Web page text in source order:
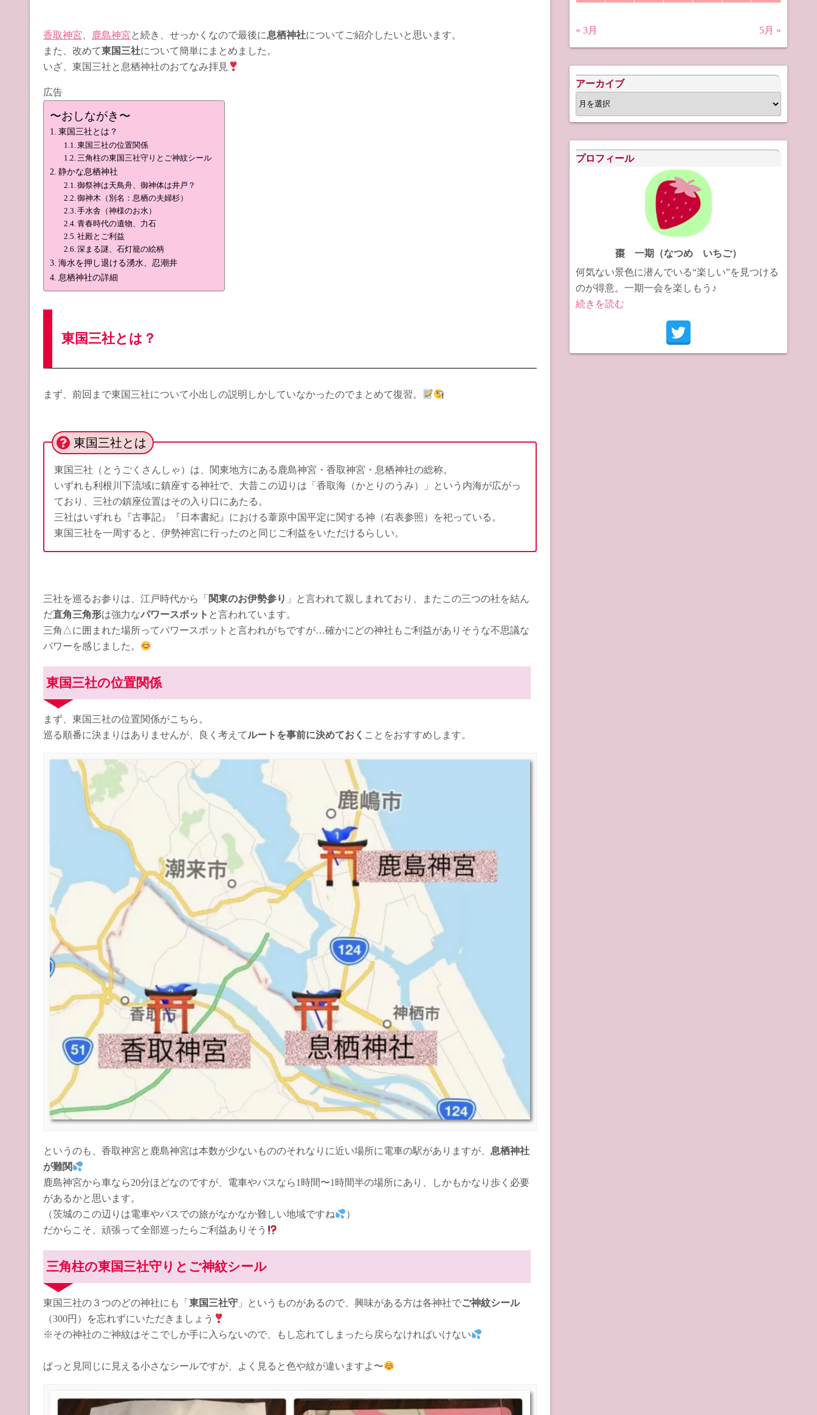
香取神宮 鹿島神宮と続き、せっかくなので最後に息栖神社についてご紹介したいと思います。
また、改めて東国三社について簡単にまとめました。
いざ、東国三社と息栖神社のおてなみ拝見
広告
〜おしながき〜
東国三社とは？
東国三社の位置関係
三角柱の東国三社守りとご神紋シール
静かな息栖神社
御祭神は天鳥舟、御神体は井戸？
御神木（別名：息栖の夫婦杉）
手水舎（神様のお水）
青春時代の遺物、力石
社殿とご利益
深まる謎、石灯籠の絵柄
海水を押し退ける湧水、忍潮井
息栖神社の詳細
東国三社とは？
まず、前回まで東国三社について小出しの説明しかしていなかったのでまとめて復習。
東国三社とは
東国三社（とうごくさんしゃ）は、関東地方にある鹿島神宮・香取神宮・息栖神社の総称。
いずれも利根川下流域に鎮座する神社で、大昔この辺りは「香取海（かとりのうみ）」という内海が広がっ
ており、三社の鎮座位置はその入り口にあたる。
三社はいずれも『古事記』『日本書紀』における葦原中国平定に関する神（右表参照）を祀っている。
東国三社を一周すると、伊勢神宮に行ったのと同じご利益をいただけるらしい。
三社を巡るお参りは、江戸時代から「 関東のお伊勢参り 」と言われて親しまれており、またこの三つの社を結ん
だ直角三角形は強力なパワースポット と言われています。
三角△に囲まれた場所ってパワースポットと言われがちですが…確かにどの神社もご利益がありそうな不思議な
パワーを感じました。
東国三社の位置関係
まず、東国三社の位置関係がこちら。
巡る順番に決まりはありませんが、良く考えてルートを事前に決めておく ことをおすすめします。
というのも、香取神宮と鹿島神宮は本数が少ないもののそれなりに近い場所に電車の駅がありますが、 息栖神社
が難関
鹿島神宮から車なら20分ほどなのですが、電車やバスなら1時間〜1時間半の場所にあり、しかもかなり歩く必要
があるかと思います。
（茨城のこの辺りは電車やバスでの旅がなかなか難しい地域ですね
）
だからこそ、頑張って全部巡ったらご利益ありそう
三角柱の東国三社守りとご神紋シール
東国三社の３つのどの神社にも「 東国三社守 」というものがあるので、興味がある方は各神社でご神紋シール
（300円）を忘れずにいただきましょう
※その神社のご神紋はそこでしか手に入らないので、もし忘れてしまったら戻らなければいけない
ぱっと見同じに見える小さなシールですが、よく見ると色や紋が違いますよ〜
« 3月 5月 »
アーカイブ
ア
ー
ブ
プロフィール
棗 一期（なつめ いちご）
何気ない景色に潜んでいる“楽しい”を見つける
のが得意。一期一会を楽しもう♪
続きを読む